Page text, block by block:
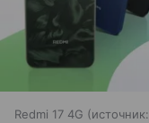
Redmi 17 4G источник: